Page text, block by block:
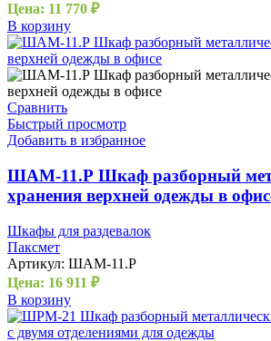
Цена: 11 770 ₽
В корзину
Сравнить
Быстрый просмотр
Добавить в избранное
ШАМ-11.Р Шкаф разборный
хранения верхней одежды в
Шкафы для раздевалок
Паксмет
Артикул: ШАМ-11.Р
Цена: 16 911 ₽
В корзину